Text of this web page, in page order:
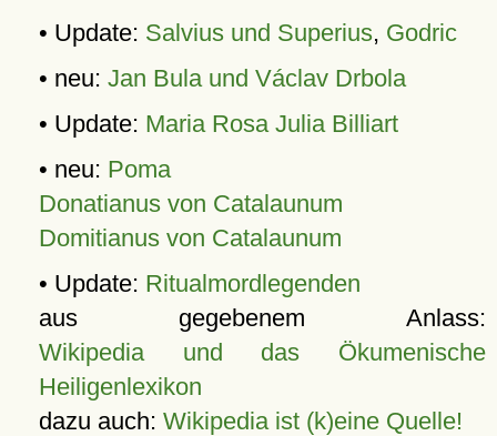
• Update: Salvius und Superius, Godric
• neu: Jan Bula und Václav Drbola
• Update: Maria Rosa Julia Billiart
• neu: Poma
Donatianus von Catalaunum
Domitianus von Catalaunum
• Update: Ritualmordlegenden
aus gegebenem Anlass:
Wikipedia und das Ökumenische
Heiligenlexikon
dazu auch: Wikipedia ist (k)eine Quelle!